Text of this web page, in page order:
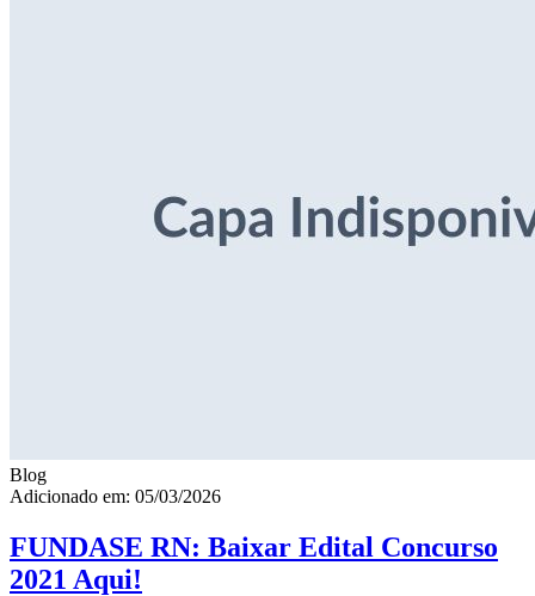
Blog
Adicionado em: 05/03/2026
FUNDASE RN: Baixar Edital Concurso
2021 Aqui!